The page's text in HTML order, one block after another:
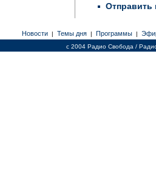
Отправить
Новости | Темы дня | Программы |
c 2004 Радио Свобода /